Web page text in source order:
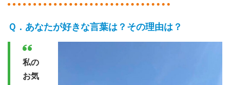
あなたが好きな言葉は？その理由は？
私の
お気